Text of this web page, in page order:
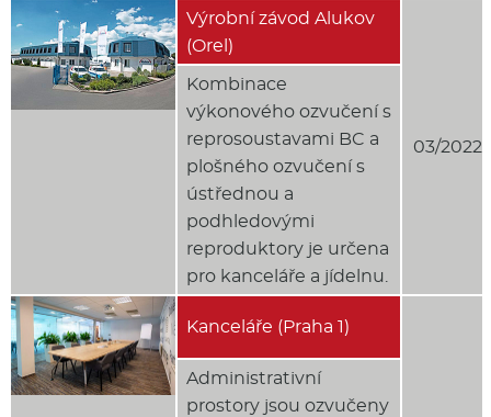
Výrobní závod Alukov
(Orel)
03/2022
Kombinace
výkonového ozvučení s
reprosoustavami BC a
plošného ozvučení s
ústřednou a
podhledovými
reproduktory je určena
pro kanceláře a jídelnu.
Kanceláře (Praha 1)
Administrativní
prostory jsou ozvučeny